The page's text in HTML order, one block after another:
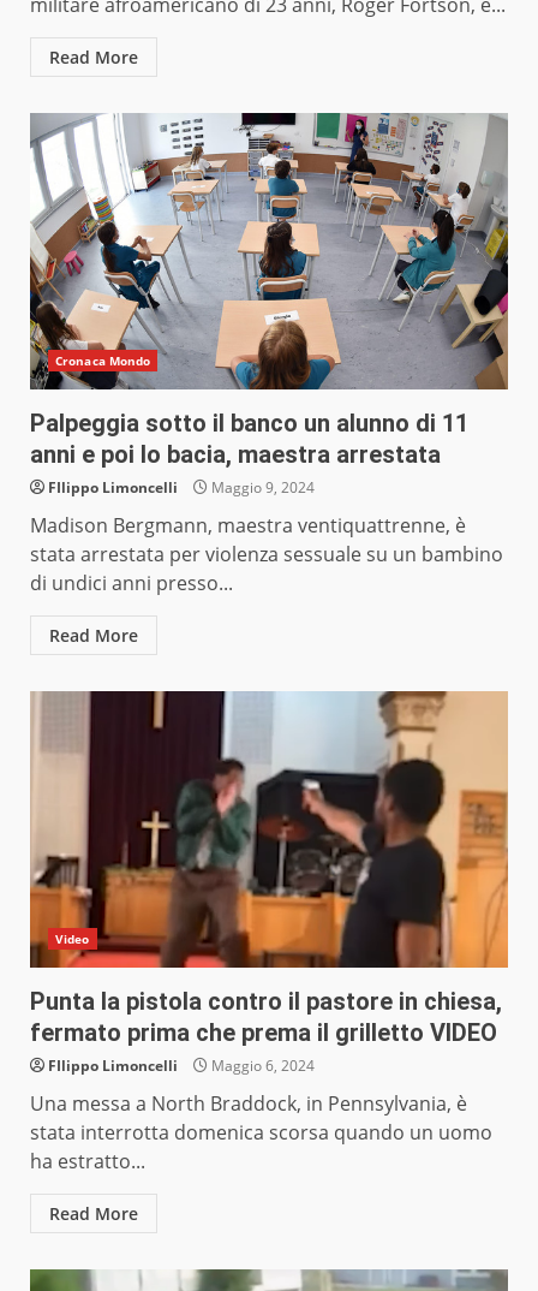
Read More
Cronaca Mondo
Palpeggia sotto il banco un alunno di 11
anni e poi lo bacia, maestra arrestata
FIlippo Limoncelli Maggio 9, 2024
Madison Bergmann, maestra ventiquattrenne, è
stata arrestata per violenza sessuale su un bambino
di undici anni presso...
Read More
Video
Punta la pistola contro il pastore in chiesa,
fermato prima che prema il grilletto VIDEO
FIlippo Limoncelli Maggio 6, 2024
Una messa a North Braddock, in Pennsylvania, è
stata interrotta domenica scorsa quando un uomo
ha estratto...
Read More